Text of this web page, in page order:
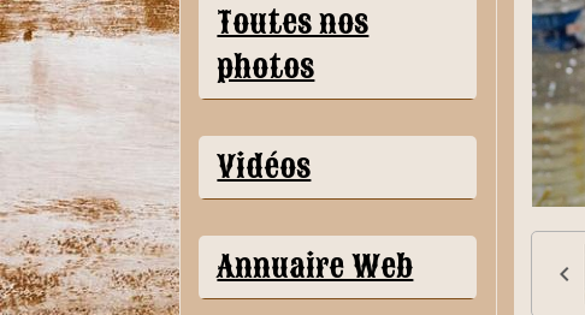
Toutes nos
photos
Vidéos
Annuaire Web